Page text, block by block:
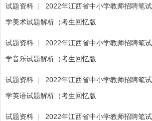
试题资料 |
2022年江西省中小学教师招聘笔
学美术试题解析（考生回忆版
试题资料 |
2022年江西省中小学教师招聘笔
学音乐试题解析（考生回忆版
试题资料 |
2022年江西省中小学教师招聘笔
学英语试题解析（考生回忆版
试题资料 |
2022年江西省中小学教师招聘笔